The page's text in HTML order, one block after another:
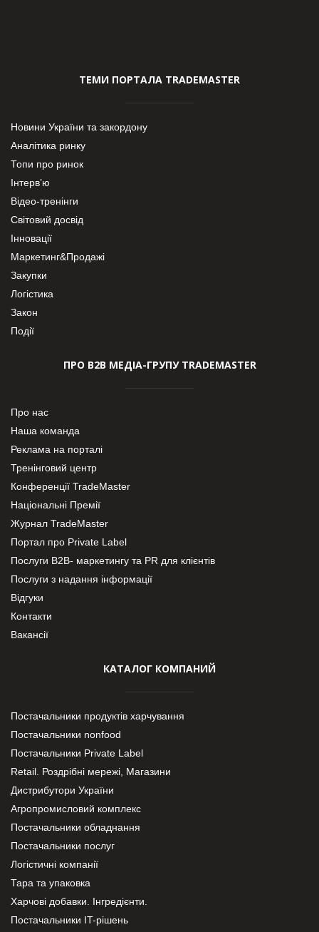
ТЕМИ ПОРТАЛА TRADEMASTER
Новини України та закордону
Аналітика ринку
Топи про ринок
Інтерв’ю
Відео-тренінги
Світовий досвід
Інновації
Маркетинг&Продажі
Закупки
Логістика
Закон
Події
ПРО В2В МЕДІА-ГРУПУ TRADEMASTER
Про нас
Наша команда
Реклама на порталі
Тренінговий центр
Конференції TradeMaster
Національні Премії
Журнал TradeMaster
Портал про Private Label
Послуги В2В- маркетингу та PR для клієнтів
Послуги з надання інформації
Відгуки
Контакти
Вакансії
КАТАЛОГ КОМПАНИЙ
Постачальники продуктів харчування
Постачальники nonfood
Постачальники Private Label
Retail. Роздрібні мережі, Магазини
Дистрибутори України
Агропромисловий комплекс
Постачальники обладнання
Постачальники послуг
Логістичні компанії
Тара та упаковка
Харчові добавки. Інгредієнти.
Постачальники IT-рішень